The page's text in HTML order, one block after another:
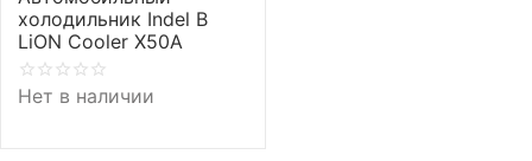
холодильник Indel B
LiON Cooler X50A
Нет в наличии